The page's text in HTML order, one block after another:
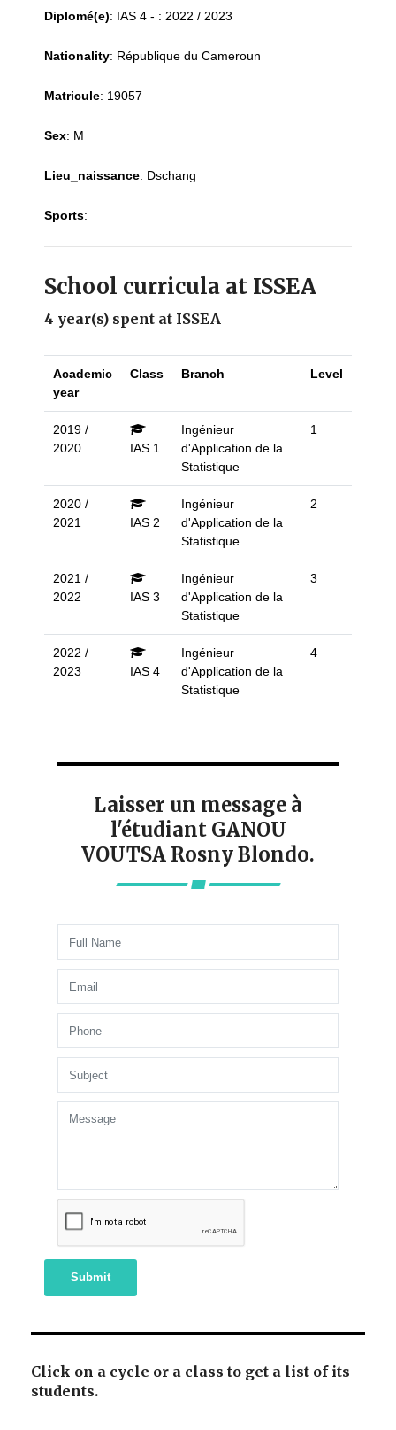
Diplomé(e): IAS 4 - : 2022 / 2023
Nationality: République du Cameroun
Matricule: 19057
Sex: M
Lieu_naissance: Dschang
Sports:
School curricula at ISSEA
4 year(s) spent at ISSEA
Academic
year
Class Branch Level
2019 /
2020
IAS 1
Ingénieur
d'Application de la
Statistique
1
2020 /
2021
IAS 2
Ingénieur
d'Application de la
Statistique
2
2021 /
2022
IAS 3
Ingénieur
d'Application de la
Statistique
3
2022 /
2023
IAS 4
Ingénieur
d'Application de la
Statistique
4
Laisser un message à
l'étudiant GANOU
VOUTSA Rosny Blondo.
Submit
Click on a cycle or a class to get a list of its
students.